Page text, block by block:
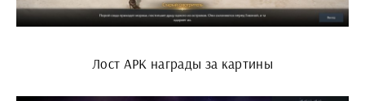
Лост АРК награды за картины